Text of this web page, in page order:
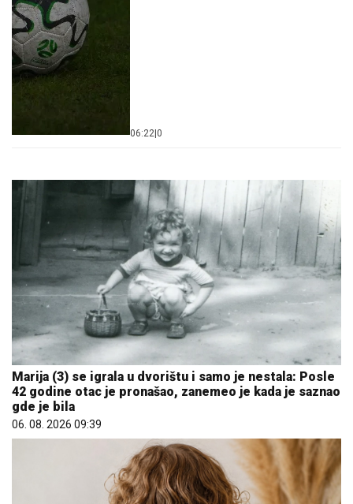
06:22 0
Marija (3) se igrala u dvorištu i samo je nestala: Posle
42 godine otac je pronašao, zanemeo je kada je saznao
gde je bila
06. 08. 2026 09:39